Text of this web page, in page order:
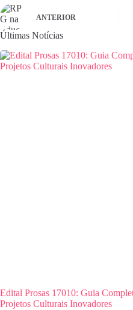
ANTERIOR
Últimas Notícias
Edital Prosas 17010: Guia
Projetos Culturais Inovadores